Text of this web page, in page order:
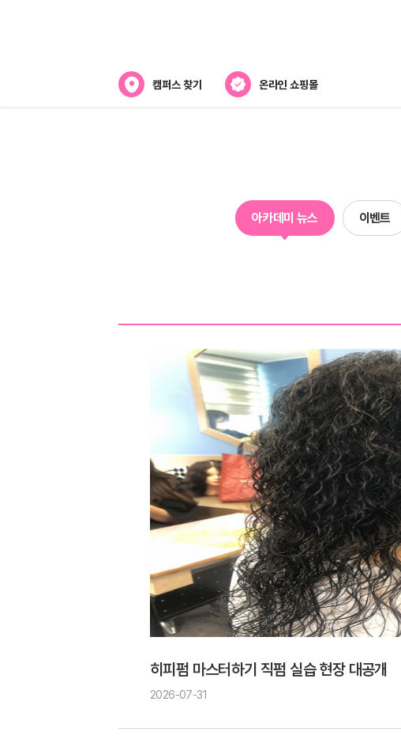
캠퍼스 찾기 온라인 쇼핑몰
캠퍼스위치
네일아트
헤어
아카데미 뉴스 이벤트
히피펌 마스터하기 직펌 실습 현장 대공개
2026-07-31